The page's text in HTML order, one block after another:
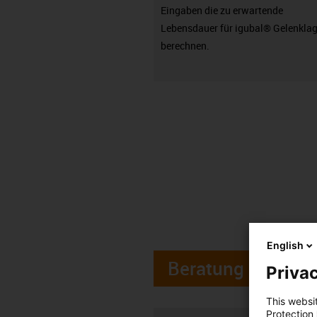
Eingaben die zu erwartende
Lebensdauer für igubal®
berechnen.
Beratung
English
This
Protection